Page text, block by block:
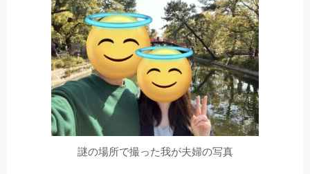
謎の場所で撮った我が夫婦の写真